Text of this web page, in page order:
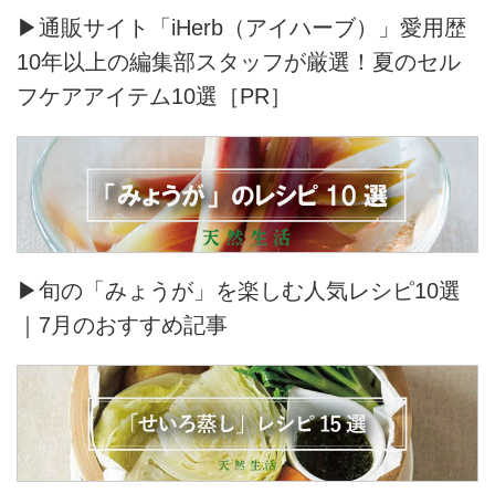
▶通販サイト「iHerb（アイハーブ）」愛用歴
10年以上の編集部スタッフが厳選！夏のセル
フケアアイテム10選［PR］
▶旬の「みょうが」を楽しむ人気レシピ10選
｜7月のおすすめ記事